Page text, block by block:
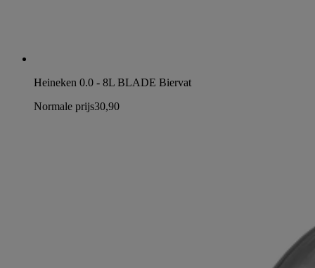
Heineken 0.0 - 8L BLADE Biervat
Normale prijs30,90